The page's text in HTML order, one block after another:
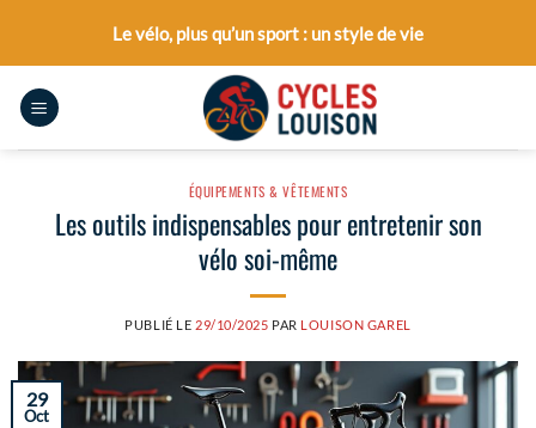
contenu
Le vélo, plus qu’un sport : un style de vie
ÉQUIPEMENTS & VÊTEMENTS
Les outils indispensables pour entretenir son
vélo soi-même
PUBLIÉ LE 29/10/2025 PAR LOUISON GAREL
29
Oct